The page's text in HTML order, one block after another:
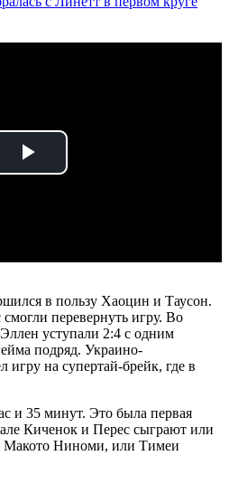
Play
в пользу Хаоцин и Таусон.
перевернуть игру. Во
уступали 2:4 с одним
подряд. Украино-
игру на супертай-брейк, где в
и 35 минут. Это была первая
Киченок и Перес сыграют или
Макото Ниноми, или Тимеи